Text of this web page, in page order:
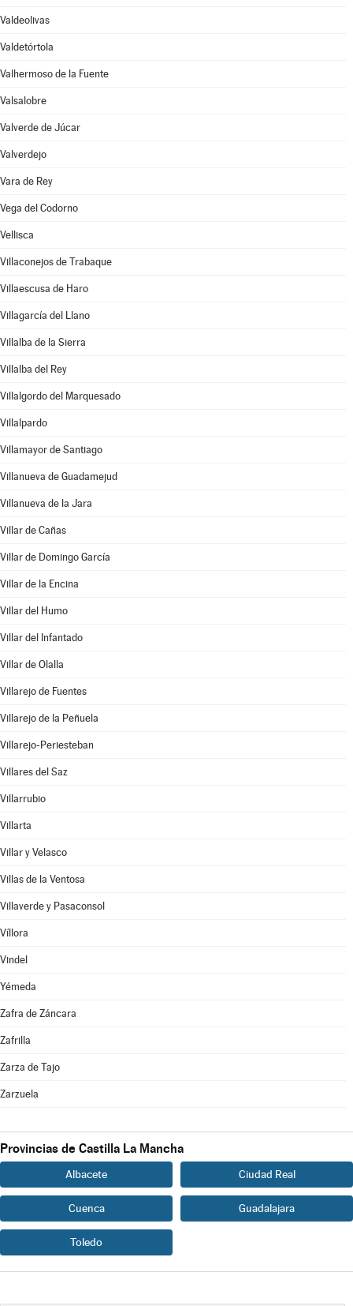
Valdeolivas
Valdetórtola
Valhermoso de la Fuente
Valsalobre
Valverde de Júcar
Valverdejo
Vara de Rey
Vega del Codorno
Vellisca
Villaconejos de Trabaque
Villaescusa de Haro
Villagarcía del Llano
Villalba de la Sierra
Villalba del Rey
Villalgordo del Marquesado
Villalpardo
Villamayor de Santiago
Villanueva de Guadamejud
Villanueva de la Jara
Villar de Cañas
Villar de Domingo García
Villar de la Encina
Villar del Humo
Villar del Infantado
Villar de Olalla
Villarejo de Fuentes
Villarejo de la Peñuela
Villarejo-Periesteban
Villares del Saz
Villarrubio
Villarta
Villar y Velasco
Villas de la Ventosa
Villaverde y Pasaconsol
Víllora
Vindel
Yémeda
Zafra de Záncara
Zafrilla
Zarza de Tajo
Zarzuela
Provincias de Castilla La Mancha
Albacete Ciudad Real
Cuenca Guadalajara
Toledo